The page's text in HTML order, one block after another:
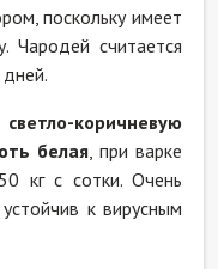
поскольку имеет
Чародей считается
светло-коричневую
белая, при варке
кг с сотки. Очень
к вирусным